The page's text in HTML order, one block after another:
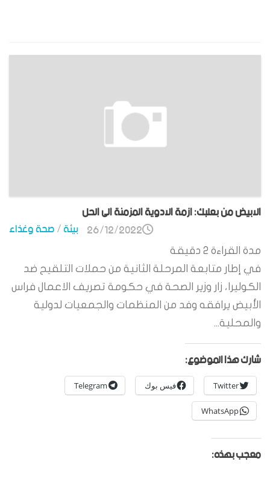
الابيض من بعلبك: ازمة الادوية المزمنة الى الحل
بيئة/صحة وغذاء 26/12/2022
مدة القراءة 2 دقيقة
في إطار متابعة المرحلة الثانية من حملات التلقيح ضد
الكوليرا، زار وزير الصحة في حكومة تصريف الاعمال فراس
الأبيض يرافقه وفد من المنظمات والجمعيات لدولية
والمحلية...
شارك هذا الموضوع:
Twitter فيس بوك Telegram
WhatsApp
معجب بهذه: